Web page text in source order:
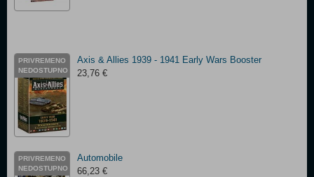
PRIVREMENO
NEDOSTUPNO
Axis & Allies 1939 - 1941 Early Wars Booster
23,76 €
PRIVREMENO
NEDOSTUPNO
Automobile
66,23 €